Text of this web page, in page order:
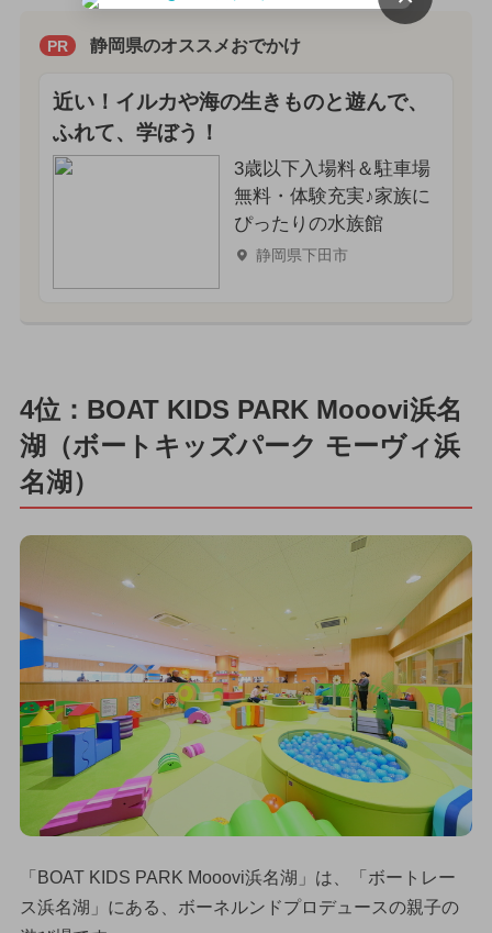
PR 静岡県のオススメおでかけ
近い！イルカや海の生きものと遊んで、
ふれて、学ぼう！
3歳以下入場料＆駐車場
無料・体験充実♪家族に
ぴったりの水族館
静岡県下田市
4位：BOAT KIDS PARK Mooovi浜名
湖（ボートキッズパーク モーヴィ浜
名湖）
「BOAT KIDS PARK Mooovi浜名湖」は、「ボートレー
ス浜名湖」にある、ボーネルンドプロデュースの親子の